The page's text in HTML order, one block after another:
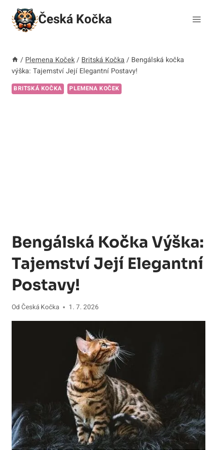
Přeskočit
obsah
Česká Kočka
/ Plemena Koček / Britská Kočka / Bengálská kočka
výška: Tajemství Její Elegantní Postavy!
BRITSKÁ KOČKA PLEMENA KOČEK
Bengálská Kočka Výška:
Tajemství Její Elegantní
Postavy!
Od Česká Kočka 1. 7. 2026